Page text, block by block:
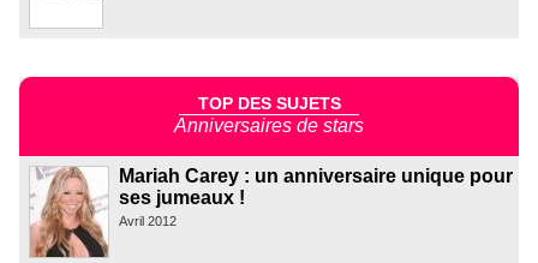
TOP DES SUJETS
Anniversaires de stars
Mariah Carey : un anniversaire unique pour
ses jumeaux !
Avril 2012